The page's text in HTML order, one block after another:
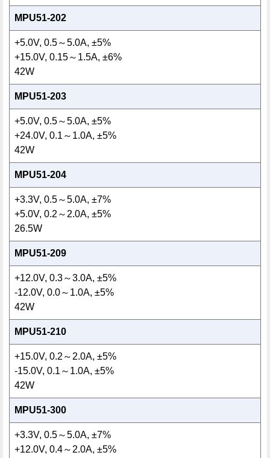
MPU51-202
+5.0V, 0.5～5.0A, ±5%
+15.0V, 0.15～1.5A, ±6%
42W
MPU51-203
+5.0V, 0.5～5.0A, ±5%
+24.0V, 0.1～1.0A, ±5%
42W
MPU51-204
+3.3V, 0.5～5.0A, ±7%
+5.0V, 0.2～2.0A, ±5%
26.5W
MPU51-209
+12.0V, 0.3～3.0A, ±5%
-12.0V, 0.0～1.0A, ±5%
42W
MPU51-210
+15.0V, 0.2～2.0A, ±5%
-15.0V, 0.1～1.0A, ±5%
42W
MPU51-300
+3.3V, 0.5～5.0A, ±7%
+12.0V, 0.4～2.0A, ±5%